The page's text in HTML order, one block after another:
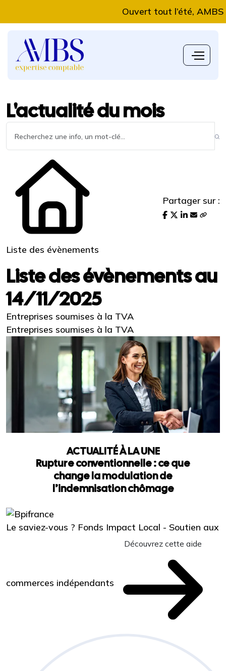
Ouvert tout l’été, AMBS
L'actualité du mois
Liste des évènements
Partager sur :
Liste des évènements au
14/11/2025
Entreprises soumises à la TVA
Entreprises soumises à la TVA
ACTUALITÉ À LA UNE
Rupture conventionnelle : ce que
change la modulation de
l’indemnisation chômage
Le saviez-vous ? Fonds Impact Local - Soutien aux
commerces indépendants
Découvrez cette aide